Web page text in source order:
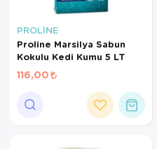
PROLİNE
Proline Marsilya Sabun
Kokulu Kedi Kumu 5 LT
116,00